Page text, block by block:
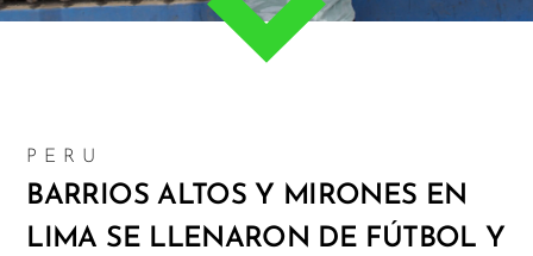
PERU
BARRIOS ALTOS Y MIRONES EN
LIMA SE LLENARON DE FÚTBOL Y